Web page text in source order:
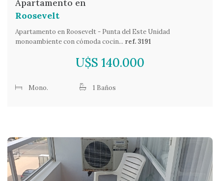
Apartamento en
Roosevelt
Apartamento en Roosevelt - Punta del Este Unidad
monoambiente con cómoda cocin... ref. 3191
U$S 140.000
Mono. 1 Baños